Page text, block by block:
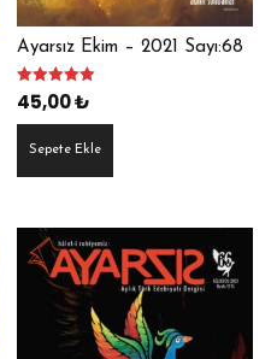
Ayarsız Ekim – 2021 Sayı:68
5 üzerinden
5.00
oy aldı
45,00₺
Sepete Ekle